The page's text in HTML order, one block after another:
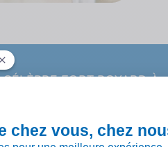
FORT BOYARD À
CAMPING....